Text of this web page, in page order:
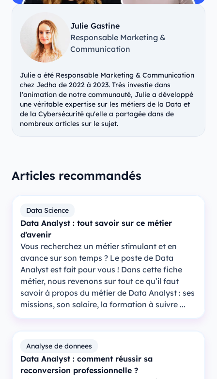
Julie Gastine
Responsable Marketing &
Communication
Julie a été Responsable Marketing & Communication
chez Jedha de 2022 à 2023. Très investie dans
l'animation de notre communauté, Julie a développé
une véritable expertise sur les métiers de la Data et
de la Cybersécurité qu'elle a partagée dans de
nombreux articles sur le sujet.
Articles recommandés
Data Science
Data Analyst : tout savoir sur ce métier
d’avenir
Vous recherchez un métier stimulant et en
avance sur son temps ? Le poste de Data
Analyst est fait pour vous ! Dans cette fiche
métier, nous revenons sur tout ce qu’il faut
savoir à propos du métier de Data Analyst : ses
missions, son salaire, la formation à suivre ...
Analyse de donnees
Data Analyst : comment réussir sa
reconversion professionnelle ?